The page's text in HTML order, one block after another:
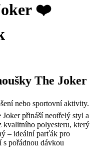
❤️
The Joker
nebo sportovní aktivity.
přináší neotřelý styl a
kvalitního polyesteru, který
– ideální parťák pro
s pořádnou dávkou